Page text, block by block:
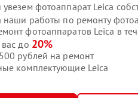
фотоаппарат Leica
наши работы по ремонту
фотоаппаратов Leica в
до 20%
рублей на ремонт
комплектующие Leica